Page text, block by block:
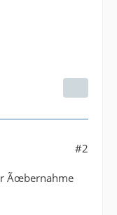
#2
Ãœbernahme